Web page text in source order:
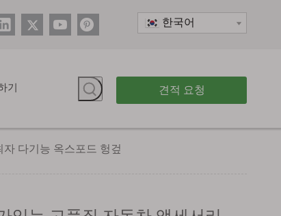
한국어
기 견적 요청
다기능 옥스포드 헝겊